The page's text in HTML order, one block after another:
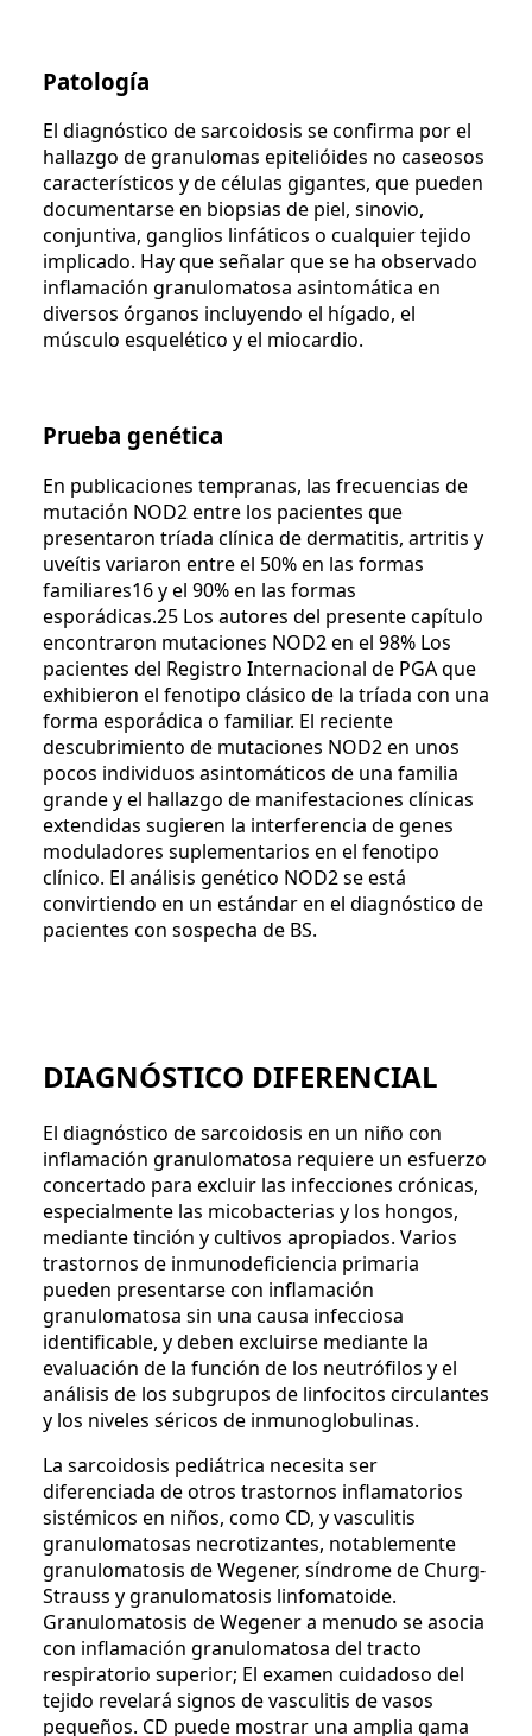
Patología
El diagnóstico de sarcoidosis se confirma por el
hallazgo de granulomas epitelióides no caseosos
característicos y de células gigantes, que pueden
documentarse en biopsias de piel, sinovio,
conjuntiva, ganglios linfáticos o cualquier tejido
implicado. Hay que señalar que se ha observado
inflamación granulomatosa asintomática en
diversos órganos incluyendo el hígado, el
músculo esquelético y el miocardio.
Prueba genética
En publicaciones tempranas, las frecuencias de
mutación NOD2 entre los pacientes que
presentaron tríada clínica de dermatitis, artritis y
uveítis variaron entre el 50% en las formas
familiares16 y el 90% en las formas
esporádicas.25 Los autores del presente capítulo
encontraron mutaciones NOD2 en el 98% Los
pacientes del Registro Internacional de PGA que
exhibieron el fenotipo clásico de la tríada con una
forma esporádica o familiar. El reciente
descubrimiento de mutaciones NOD2 en unos
pocos individuos asintomáticos de una familia
grande y el hallazgo de manifestaciones clínicas
extendidas sugieren la interferencia de genes
moduladores suplementarios en el fenotipo
clínico. El análisis genético NOD2 se está
convirtiendo en un estándar en el diagnóstico de
pacientes con sospecha de BS.
DIAGNÓSTICO DIFERENCIAL
El diagnóstico de sarcoidosis en un niño con
inflamación granulomatosa requiere un esfuerzo
concertado para excluir las infecciones crónicas,
especialmente las micobacterias y los hongos,
mediante tinción y cultivos apropiados. Varios
trastornos de inmunodeficiencia primaria
pueden presentarse con inflamación
granulomatosa sin una causa infecciosa
identificable, y deben excluirse mediante la
evaluación de la función de los neutrófilos y el
análisis de los subgrupos de linfocitos circulantes
y los niveles séricos de inmunoglobulinas.
La sarcoidosis pediátrica necesita ser
diferenciada de otros trastornos inflamatorios
sistémicos en niños, como CD, y vasculitis
granulomatosas necrotizantes, notablemente
granulomatosis de Wegener, síndrome de Churg-
Strauss y granulomatosis linfomatoide.
Granulomatosis de Wegener a menudo se asocia
con inflamación granulomatosa del tracto
respiratorio superior; El examen cuidadoso del
tejido revelará signos de vasculitis de vasos
pequeños. CD puede mostrar una amplia gama